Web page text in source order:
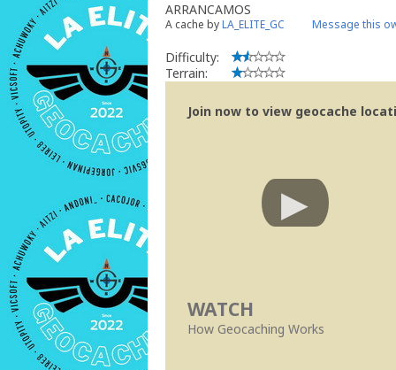
ARRANCAMOS
A cache byLA_ELITE_GC Message this
Difficulty:
Terrain:
Join now to view geocache
WATCH
How Geocaching Works